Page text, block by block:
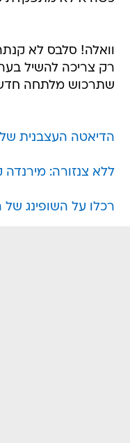
שתרכוש מלתחה
הדיאטה העצבנית של
ללא צנזורה:
רכלו על השופינג של